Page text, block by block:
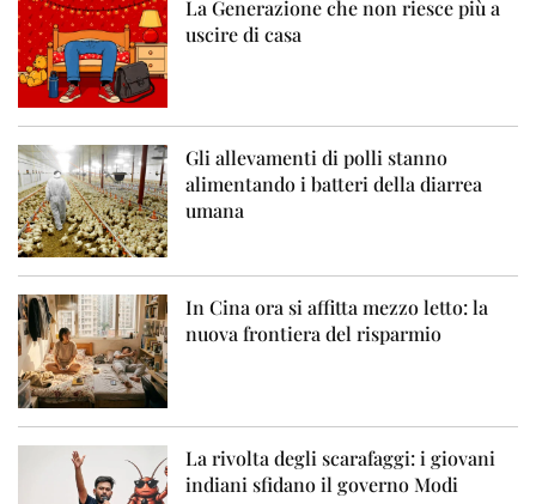
La Generazione che non riesce più a
uscire di casa
Gli allevamenti di polli stanno
alimentando i batteri della diarrea
umana
In Cina ora si affitta mezzo letto: la
nuova frontiera del risparmio
La rivolta degli scarafaggi: i giovani
indiani sfidano il governo Modi